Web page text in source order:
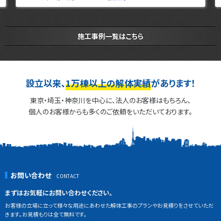
施工事例一覧はこちら
設立以来、1万棟以上の解体実績があります！
東京・埼玉・神奈川を中心に、法人のお客様はもちろん、
個人のお客様からも多くのご依頼をいただいております。
お問い合わせ
まずはお気軽にお問い合わせください。
お客様の立場に立って様々な用途にあわせた解体工事のプランやお見積りをさせていただ
きます。お見積もりは全て無料です。